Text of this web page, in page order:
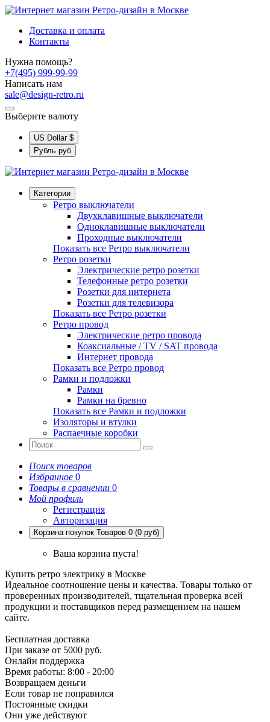
Доставка и оплата
Контакты
Нужна помощь?
+7(495) 999-99-99
Написать нам
sale@design-retro.ru
Выберите валюту
US Dollar $
Рубль руб
Категории
Ретро выключатели
Двухклавишные выключатели
Одноклавишные выключатели
Проходные выключатели
Показать все Ретро выключатели
Ретро розетки
Электрические ретро розетки
Телефонные ретро розетки
Розетки для интернета
Розетки для телевизора
Показать все Ретро розетки
Ретро провод
Электрические ретро провода
Коаксиальные / TV / SAT провода
Интернет провода
Показать все Ретро провод
Рамки и подложки
Рамки
Рамки на бревно
Показать все Рамки и подложки
Изоляторы и втулки
Распаечные коробки
Поиск товаров
Избранное 0
Товары в сравнении 0
Мой профиль
Регистрация
Авторизация
Корзина покупок Товаров 0 (0 руб)
Ваша корзина пуста!
Купить ретро электрику в Москве
Идеальное соотношение цены и качества. Товары только от
проверенных производителей, тщательная проверка всей
продукции и поставщиков перед размещением на нашем
сайте.
Бесплатная доставка
При заказе от 5000 руб.
Онлайн поддержка
Время работы: 8:00 - 20:00
Возвращаем деньги
Если товар не понравился
Постоянные скидки
Они уже действуют